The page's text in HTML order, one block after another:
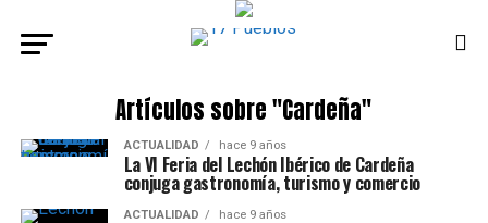
Artículos sobre "Cardeña"
ACTUALIDAD hace 9 años
La VI Feria del Lechón Ibérico de Cardeña
conjuga gastronomía, turismo y comercio
ACTUALIDAD hace 9 años